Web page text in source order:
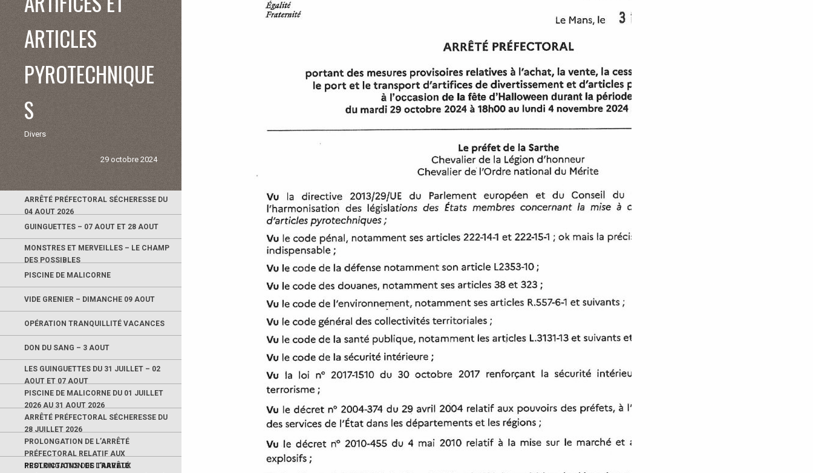
ARTICLES
PYROTECHNIQUE
S
Divers
29 octobre 2024
ARRÊTÉ PRÉFECTORAL SÉCHERESSE DU
04 AOUT 2026
GUINGUETTES – 07 AOUT ET 28 AOUT
MONSTRES ET MERVEILLES – LE CHAMP
DES POSSIBLES
PISCINE DE MALICORNE
VIDE GRENIER – DIMANCHE 09 AOUT
OPÉRATION TRANQUILLITÉ VACANCES
DON DU SANG – 3 AOUT
LES GUINGUETTES DU 31 JUILLET – 02
AOUT ET 07 AOUT
PISCINE DE MALICORNE DU 01 JUILLET
2026 AU 31 AOUT 2026
ARRÊTÉ PRÉFECTORAL SÉCHERESSE DU
28 JUILLET 2026
PROLONGATION DE L’ARRÊTÉ
PRÉFECTORAL RELATIF AUX
RESTRICTIONS DES TRAVAUX
PROLONGATION DE L’ARRÊTÉ